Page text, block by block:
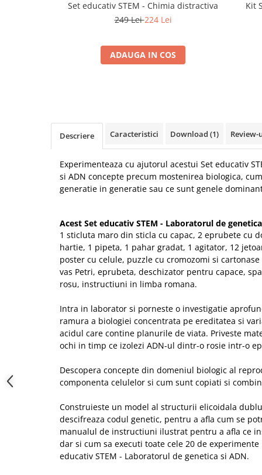
Set educativ STEM - Chimia distractiva
249 Lei224 Lei
ADAUGA IN COS
Kit
Descriere Caracteristici Download (1)
Experimenteaza cu ajutorul acestui Set educativ
si ADN concepte precum mostenirea biologica,
generatie in generatie sau ce sunt genele
Acest Set educativ STEM - Laboratorul de
1 sticluta maro din sticla cu capac, 2 eprubete cu
hartie, 1 pipeta, 1 pahar gradat, 1 agitator, 12
poster cu celule, puzzle cu cromozomi si
vas Petri, eprubeta, deschizator pentru capace,
rosu, instructiuni in limba romana.
Intra in laborator si porneste o investigatie
ramura a biologiei concentrata pe ereditatea si
acidul care contine planurile de viata. Priveste
ochi in timp ce izolezi ADN-ul dintr-o rosie intr-o
Descopera concepte din domeniul biologic al
componenta celulelor si cum sunt copiati si
Construieste un model al structurii elicoidala
descifreaza codul genetic, pentru a afla cum se
manualul de instructiuni ilustrat pentru a afla ce
dar si cum sa executi toate cele 20 de
educativ STEM - Laboratorul de genetica si ADN.